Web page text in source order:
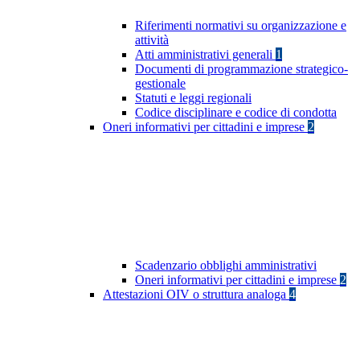
Riferimenti normativi su organizzazione e
attività
Atti amministrativi generali 1
Documenti di programmazione strategico-
gestionale
Statuti e leggi regionali
Codice disciplinare e codice di condotta
Oneri informativi per cittadini e imprese 2
Scadenzario obblighi amministrativi
Oneri informativi per cittadini e imprese 2
Attestazioni OIV o struttura analoga 4